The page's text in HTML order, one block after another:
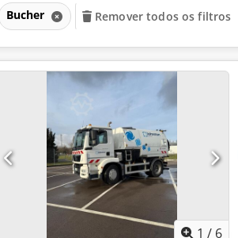
Bucher Remover todos os filtros
1 / 6